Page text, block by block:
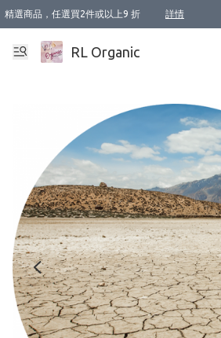
精選商品，任選買2件或以上9 折 詳情
XI周年優惠【新品自由選2件88折/3件85折】
XI周年優惠【Chakra 脈輪平衡自由選2件9折/3件85
Florame 肌底自由選 2支9折 3支85折
XI周年優惠【蟲蟲退散 · 防衛結界﹞系列2件9折】
Sunki 任選2件95折
BIOFFICINA TOSCANA 任選2支9折 3支85折
Lamav 任選1件9折 2件85折
Mukti Organics 指定產品任選1件9折, 2件88折 3件
Intelligent Nutrients Skincare 任選2件9折
deodorant 任選2件88折
化妝品 任選2件95折
XI周年優惠【身心靈單品 任選2件9折/3件85折/5件8
XI周年優惠 【精油/香水 任選2件9折/3件85折/5件8
XI周年優惠【「關節到肌膚」全效養護 BODY OIL
XI周年優惠【夏日有機物理防曬套裝2件88折】
XI周年優惠【夏日潔面隨意選2件88折/3件85折】
XI周年優惠【逆齡奇蹟抗氧 11 自由選2件88折/3件
新會員首次購物即享全單 95 折優惠！
成為VIP / VVIP 可享有生日月現金扣減獎賞優惠 !!
選用順豐速運，滿$500 免運費
本地速遞 京東 送住宅/ 工商地址 $400 免運費
澳門訂單選用順豐速運，滿$800 免運費
RL Organic